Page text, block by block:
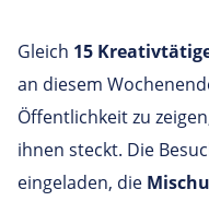
Gleich 15
an diesem
Öffentlichkeit zu
ihnen steckt. Die
eingeladen, die